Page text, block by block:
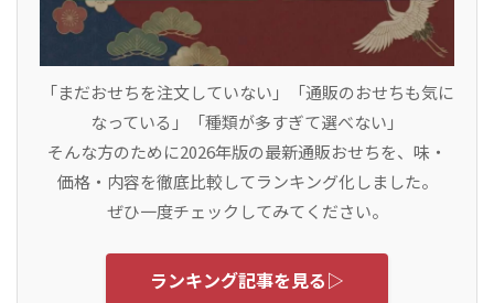
「まだおせちを注文していない」「通販のおせちも気に
なっている」「種類が多すぎて選べない」
そんな方のために2026年版の最新通販おせちを、味・
価格・内容を徹底比較してランキング化しました。
ぜひ一度チェックしてみてください。
ランキング記事を見る▷